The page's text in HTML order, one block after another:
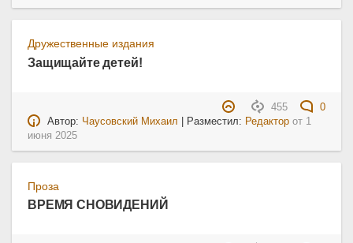
Дружественные издания
Защищайте детей!
455
0
Автор: Чаусовский Михаил | Разместил: Редактор от 1
июня 2025
Проза
ВРЕМЯ СНОВИДЕНИЙ